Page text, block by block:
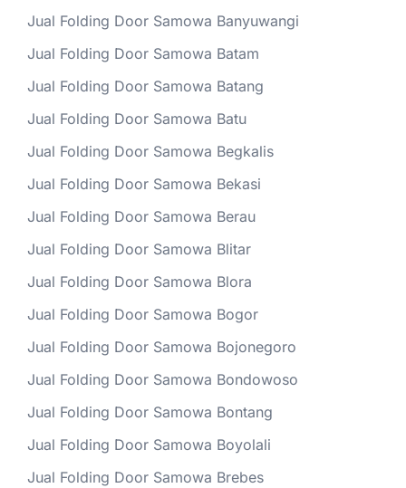
Jual Folding Door Samowa Banyuwangi
Jual Folding Door Samowa Batam
Jual Folding Door Samowa Batang
Jual Folding Door Samowa Batu
Jual Folding Door Samowa Begkalis
Jual Folding Door Samowa Bekasi
Jual Folding Door Samowa Berau
Jual Folding Door Samowa Blitar
Jual Folding Door Samowa Blora
Jual Folding Door Samowa Bogor
Jual Folding Door Samowa Bojonegoro
Jual Folding Door Samowa Bondowoso
Jual Folding Door Samowa Bontang
Jual Folding Door Samowa Boyolali
Jual Folding Door Samowa Brebes